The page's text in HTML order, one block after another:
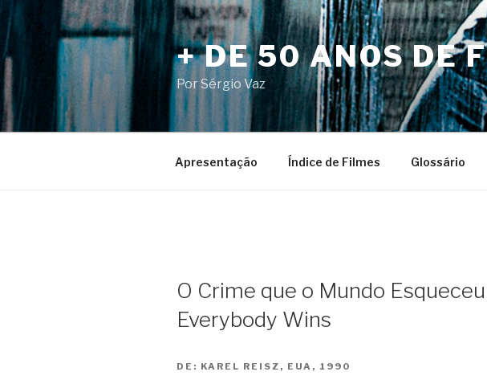
para
o
conteúdo
+ DE 50 ANOS DE
Por Sérgio Vaz
Apresentação Índice de Filmes Glossário
O Crime que o Mundo
Everybody Wins
DE: KAREL REISZ, EUA, 1990